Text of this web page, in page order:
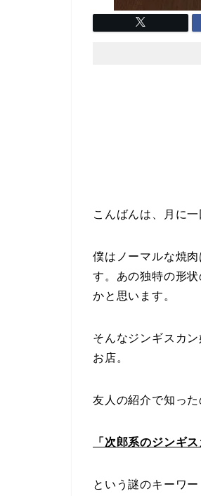
こんばんは、月に
僕はノーマルな焼
す。あの独特の形
かと思います。
そんなジンギスカ
お店。
友人の紹介で知っ
「次郎系のジンギス
という謎のキーワ